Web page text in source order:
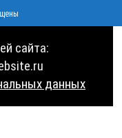
сайта:
данных